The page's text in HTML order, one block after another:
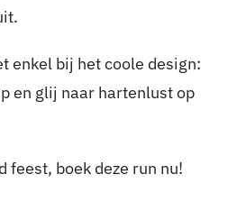
enkel bij het coole design:
en glij naar hartenlust op
feest, boek deze run nu!